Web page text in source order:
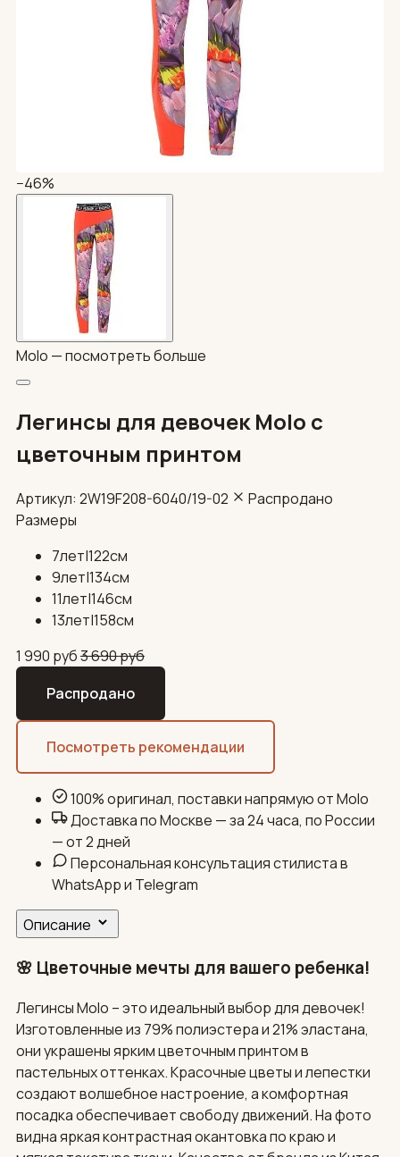
−46%
Molo —посмотреть больше
Легинсы для девочек Molo с
цветочным принтом
Артикул: 2W19F208-6040/19-02
Распродано
Размеры
7лет|122см
9лет|134см
11лет|146см
13лет|158см
1 990 руб3 690руб
Распродано
Посмотреть рекомендации
100% оригинал, поставки напрямую от Molo
Доставка по Москве — за 24 часа, по России
— от 2 дней
Персональная консультация стилиста в
WhatsApp и Telegram
Описание
🌸 Цветочные мечты для вашего ребенка!
Легинсы Molo – это идеальный выбор для девочек!
Изготовленные из 79% полиэстера и 21% эластана,
они украшены ярким цветочным принтом в
пастельных оттенках. Красочные цветы и лепестки
создают волшебное настроение, а комфортная
посадка обеспечивает свободу движений. На фото
видна яркая контрастная окантовка по краю и